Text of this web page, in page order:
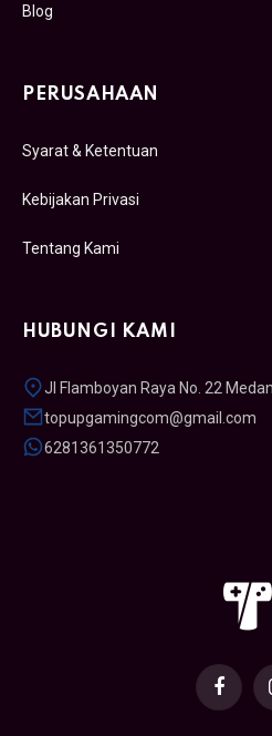
Blog
PERUSAHAAN
Syarat & Ketentuan
Kebijakan Privasi
Tentang Kami
HUBUNGI KAMI
Jl Flamboyan Raya No. 22
topupgamingcom@gmail.com
6281361350772